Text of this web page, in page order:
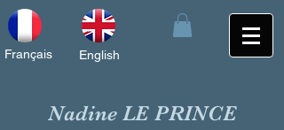
Français English
Nadine LE PRINCE